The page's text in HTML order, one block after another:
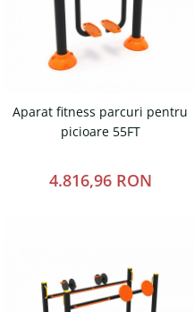
Aparat fitness parcuri pentru
picioare 55FT
4.816,96 RON